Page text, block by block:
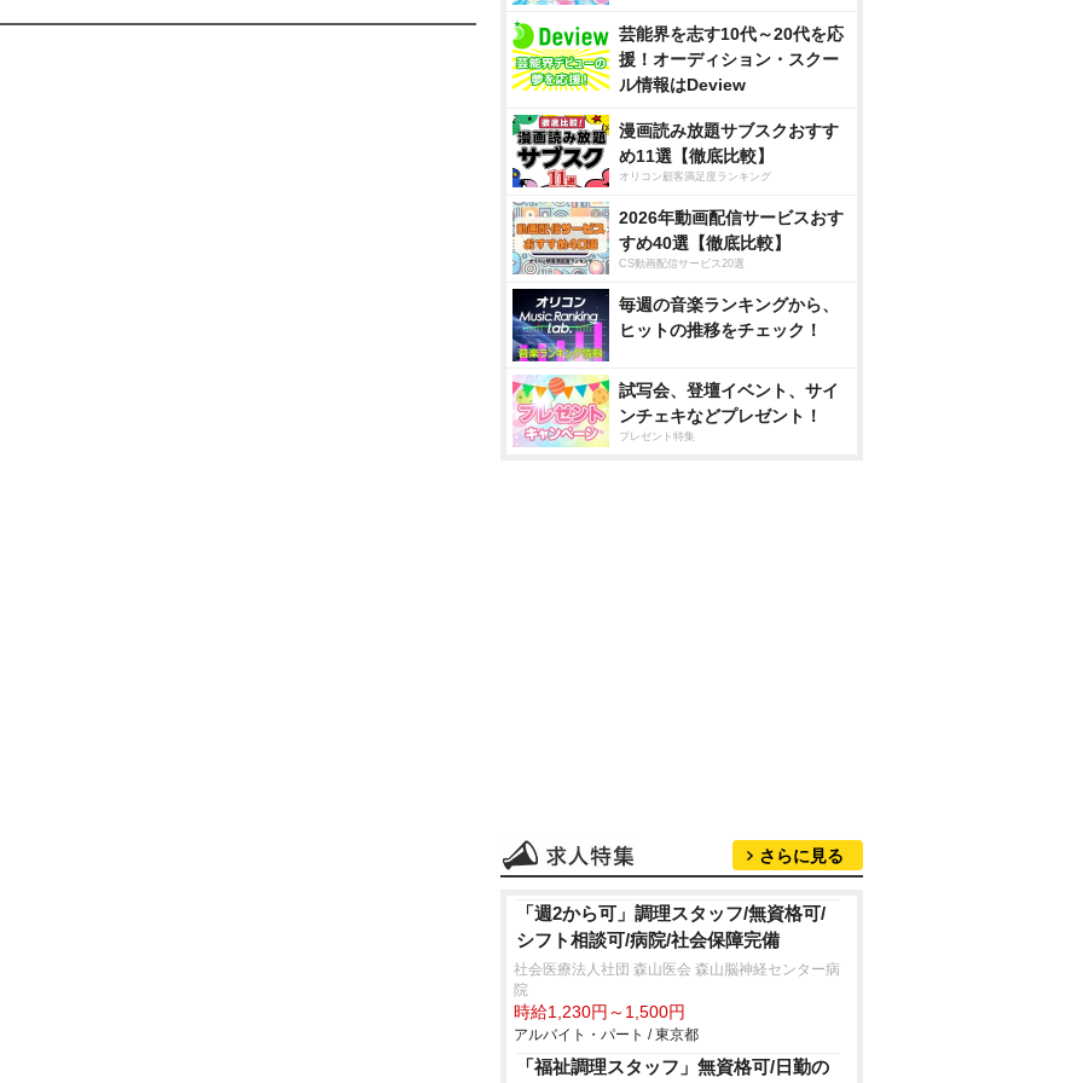
芸能界を志す10代～20代を応
援！オーディション・スクー
ル情報はDeview
漫画読み放題サブスクおすす
め11選【徹底比較】
オリコン顧客満足度ランキング
2026年動画配信サービスおす
すめ40選【徹底比較】
CS動画配信サービス20選
毎週の音楽ランキングから、
ヒットの推移をチェック！
試写会、登壇イベント、サイ
ンチェキなどプレゼント！
プレゼント特集
さらに見る
「週2から可」調理スタッフ/無資格可/
シフト相談可/病院/社会保障完備
社会医療法人社団 森山医会 森山脳神経センター病
院
時給1,230円～1,500円
アルバイト・パート / 東京都
「福祉調理スタッフ」無資格可/日勤の